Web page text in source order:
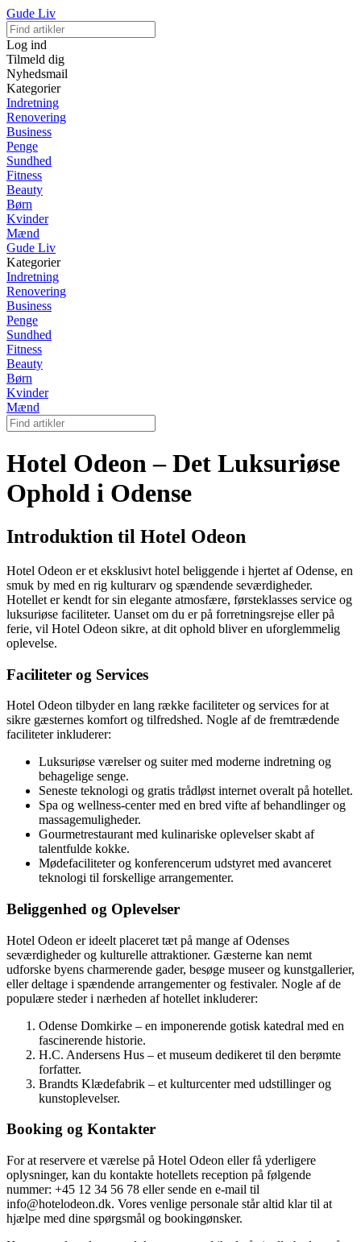
Gude Liv
Log ind
Tilmeld dig
Nyhedsmail
Kategorier
Indretning
Renovering
Business
Penge
Sundhed
Fitness
Beauty
Børn
Kvinder
Mænd
Gude Liv
Kategorier
Indretning
Renovering
Business
Penge
Sundhed
Fitness
Beauty
Børn
Kvinder
Mænd
Hotel Odeon – Det Luksuriøse
Ophold i Odense
Introduktion til Hotel Odeon
Hotel Odeon er et eksklusivt hotel beliggende i hjertet af Odense, en
smuk by med en rig kulturarv og spændende seværdigheder.
Hotellet er kendt for sin elegante atmosfære, førsteklasses service og
luksuriøse faciliteter. Uanset om du er på forretningsrejse eller på
ferie, vil Hotel Odeon sikre, at dit ophold bliver en uforglemmelig
oplevelse.
Faciliteter og Services
Hotel Odeon tilbyder en lang række faciliteter og services for at
sikre gæsternes komfort og tilfredshed. Nogle af de fremtrædende
faciliteter inkluderer:
Luksuriøse værelser og suiter med moderne indretning og
behagelige senge.
Seneste teknologi og gratis trådløst internet overalt på hotellet.
Spa og wellness-center med en bred vifte af behandlinger og
massagemuligheder.
Gourmetrestaurant med kulinariske oplevelser skabt af
talentfulde kokke.
Mødefaciliteter og konferencerum udstyret med avanceret
teknologi til forskellige arrangementer.
Beliggenhed og Oplevelser
Hotel Odeon er ideelt placeret tæt på mange af Odenses
seværdigheder og kulturelle attraktioner. Gæsterne kan nemt
udforske byens charmerende gader, besøge museer og kunstgallerier,
eller deltage i spændende arrangementer og festivaler. Nogle af de
populære steder i nærheden af hotellet inkluderer:
Odense Domkirke – en imponerende gotisk katedral med en
fascinerende historie.
H.C. Andersens Hus – et museum dedikeret til den berømte
forfatter.
Brandts Klædefabrik – et kulturcenter med udstillinger og
kunstoplevelser.
Booking og Kontakter
For at reservere et værelse på Hotel Odeon eller få yderligere
oplysninger, kan du kontakte hotellets reception på følgende
nummer: +45 12 34 56 78 eller sende en e-mail til
info@hotelodeon.dk. Vores venlige personale står altid klar til at
hjælpe med dine spørgsmål og bookingønsker.